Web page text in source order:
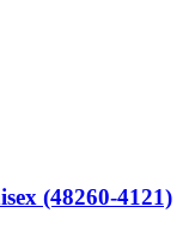
(48260-4121)